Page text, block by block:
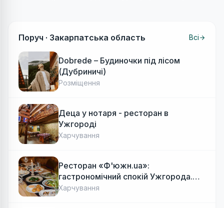
Поруч · Закарпатська область Всі
Dobrede – Будиночки під лісом
(Дубриничі)
Розміщення
Деца у нотаря - ресторан в
Ужгороді
Харчування
Ресторан «Ф'южн.ua»:
гастрономічний спокій Ужгорода.
Авторська локальна кухня, затишок
Харчування